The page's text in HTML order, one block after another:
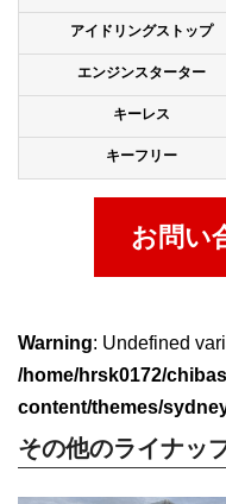
アイドリングストップ
エンジンスターター
キーレス
キーフリー
お問い
Warning: Undefined
/home/hrsk0172/
content/themes/
その他のライナッ